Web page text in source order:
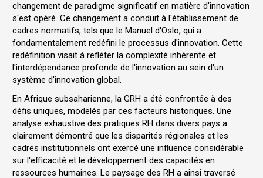
changement de paradigme significatif en matière d'innovation
s'est opéré. Ce changement a conduit à l'établissement de
cadres normatifs, tels que le Manuel d'Oslo, qui a
fondamentalement redéfini le processus d'innovation. Cette
redéfinition visait à refléter la complexité inhérente et
l'interdépendance profonde de l'innovation au sein d'un
système d'innovation global.
En Afrique subsaharienne, la GRH a été confrontée à des
défis uniques, modelés par ces facteurs historiques. Une
analyse exhaustive des pratiques RH dans divers pays a
clairement démontré que les disparités régionales et les
cadres institutionnels ont exercé une influence considérable
sur l'efficacité et le développement des capacités en
ressources humaines. Le paysage des RH a ainsi traversé